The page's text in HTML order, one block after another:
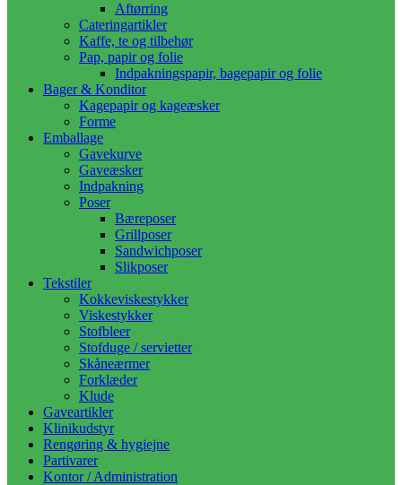
Aftørring
Cateringartikler
Kaffe, te og tilbehør
Pap, papir og folie
Indpakningspapir, bagepapir og folie
Bager & Konditor
Kagepapir og kageæsker
Forme
Emballage
Gavekurve
Gaveæsker
Indpakning
Poser
Bæreposer
Grillposer
Sandwichposer
Slikposer
Tekstiler
Kokkeviskestykker
Viskestykker
Stofbleer
Stofduge / servietter
Skåneærmer
Forklæder
Klude
Gaveartikler
Klinikudstyr
Rengøring & hygiejne
Partivarer
Kontor / Administration